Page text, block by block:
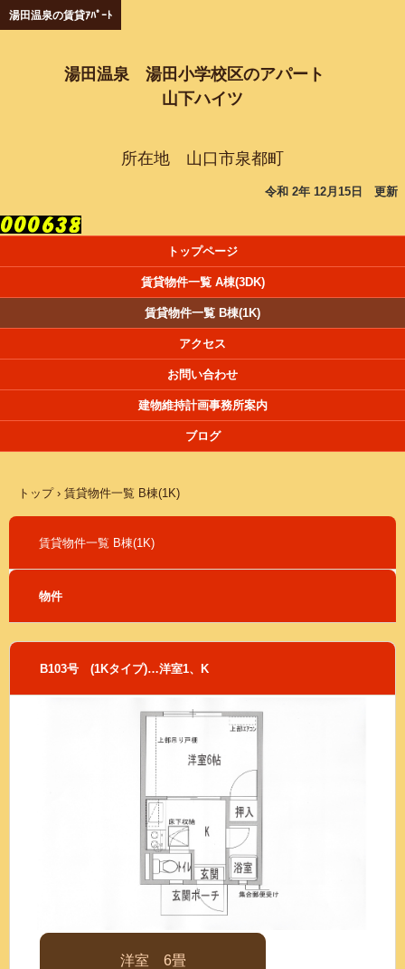
湯田温泉 湯田小学校区のアパート
山下ハイツ
湯田温泉の賃貸ｱﾊﾟｰﾄ
所在地 山口市泉都町
令和 2年 12月15日 更新
トップページ
賃貸物件一覧 A棟(3DK)
賃貸物件一覧 B棟(1K)
アクセス
お問い合わせ
建物維持計画事務所案内
ブログ
トップ › 賃貸物件一覧 B棟(1K)
賃貸物件一覧 B棟(1K)
物件
B103号 (1Kタイプ)…洋室1、K
洋室 6畳